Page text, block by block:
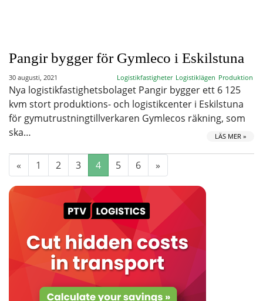
Pangir bygger för Gymleco i Eskilstuna
30 augusti, 2021 Logistikfastigheter Logistiklägen Produktion
Nya logistikfastighetsbolaget Pangir bygger ett 6 125
kvm stort produktions- och logistikcenter i Eskilstuna
för gymutrustningtillverkaren Gymlecos räkning, som
ska…
LÄS MER »
« 1 2 3 4 5 6 »